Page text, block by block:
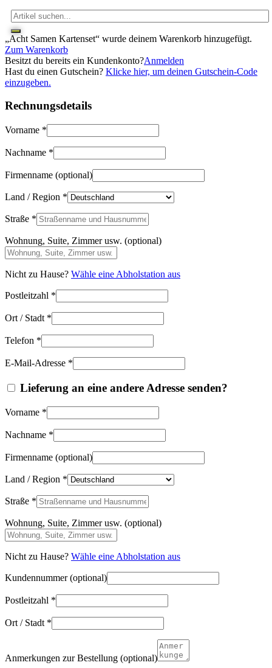
„Acht Samen Kartenset“ wurde deinem Warenkorb hinzugefügt.
Zum Warenkorb
Besitzt du bereits ein Kundenkonto?Anmelden
Hast du einen Gutschein? Klicke hier, um deinen Gutschein-Code
einzugeben.
Rechnungsdetails
Vorname *
Nachname *
Firmenname (optional)
Land / Region *
Straße *
Wohnung, Suite, Zimmer usw. (optional)
Nicht zu Hause? Wähle eine Abholstation aus
Postleitzahl *
Ort / Stadt *
Telefon *
E-Mail-Adresse *
Lieferung an eine andere Adresse senden?
Vorname *
Nachname *
Firmenname (optional)
Land / Region *
Straße *
Wohnung, Suite, Zimmer usw. (optional)
Nicht zu Hause? Wähle eine Abholstation aus
Kundennummer(optional)
Postleitzahl *
Ort / Stadt *
Anmerkungen zur Bestellung (optional)